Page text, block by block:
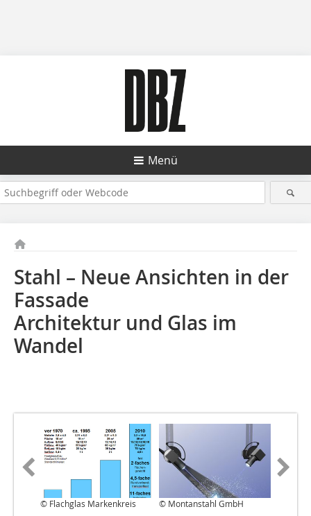
Menü
Stahl – Neue Ansichten in der
Fassade
Architektur und Glas im
Wandel
© Flachglas Markenkreis © Montanstahl GmbH